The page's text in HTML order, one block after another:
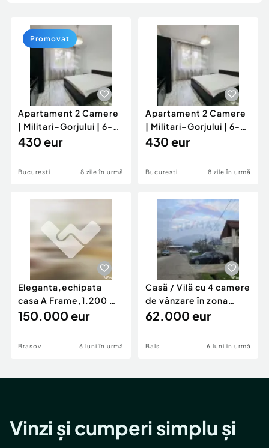
Animale de companie
Afaceri și echipamente profesionale
Inchiriere Bunuri si Vehicule
Piese auto si accesorii
Dacia Duster
Apartament 2 Camere
| Militari–Gorjului | 6-7
min Metro...
430 eur
Bucuresti 8 zile în urmă
Promovat
Apartament 2 Camere
| Militari–Gorjului | 6-7
min Metro...
430 eur
Bucuresti 8 zile în urmă
Eleganta,echipata
casa A Frame,1.200 mp
teren,deschidere Pia
150.000 eur
Brasov 6 luni în urmă
Casă / Vilă cu 4 camere
de vânzare în zona
Periferie
62.000 eur
Bals 6 luni în urmă
Vinzi și cumperi simplu și